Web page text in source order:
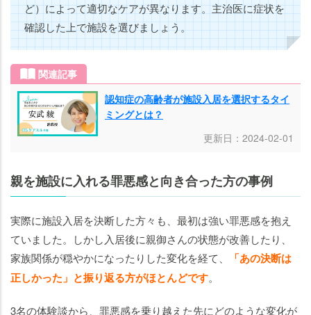
ど）によって適切なケアが異なります。主治医に症状を
確認した上で施設を選びましょう。
関連記事
認知症の高齢者が施設入居を選択するタイ
ミングとは？
更新日：2024-02-01
親を施設に入れる罪悪感と向き合った方の事例
実際に施設入居を決断した方々も、最初は強い罪悪感を抱え
ていました。しかし入居後に親御さんの状態が改善したり、
家族関係が穏やかになったりした変化を経て、
「あの決断は
正しかった」と振り返る方がほとんどです。
3名の体験談から、罪悪感を乗り越えた先にどのような変化が